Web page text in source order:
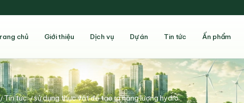
chủ Giới thiệu Dịch vụ Dự án Tin tức Ấn phẩm
/Tin tức /sử dụng thực vật để tạo ra năng lượng hydro